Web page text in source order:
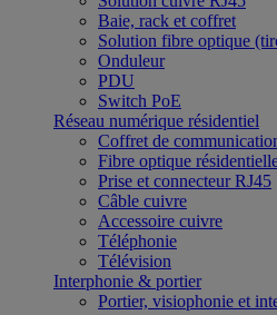
Baie, rack et coffret
Solution fibre optique
Onduleur
PDU
Switch PoE
Réseau numérique résidentiel
Coffret de
Fibre optique
Prise et connecteur RJ45
Câble cuivre
Accessoire cuivre
Téléphonie
Télévision
Interphonie & portier
Portier, visiophonie et